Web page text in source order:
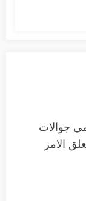
جوالات
الامر